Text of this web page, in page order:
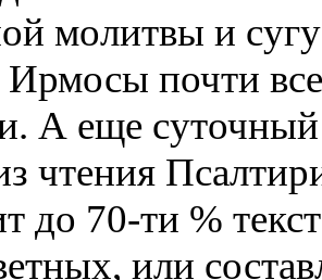
молитвы и
почти
А еще
чтения
до 70-ти %
или